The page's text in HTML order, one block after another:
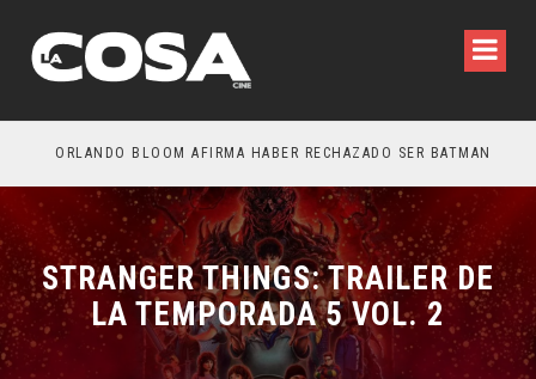
ORLANDO BLOOM AFIRMA HABER RECHAZADO SER BATMAN
STRANGER THINGS: TRAILER DE
LA TEMPORADA 5 VOL. 2